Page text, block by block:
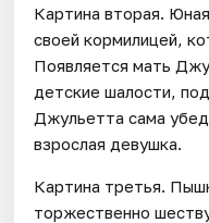
Картина вторая.
своей кормилицей,
Появляется мать
детские шалости,
Джульетта сама
взрослая девушка.
Картина третья.
торжественно